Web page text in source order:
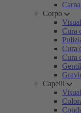
Corpo
Cura
Cura
Cura
Capelli